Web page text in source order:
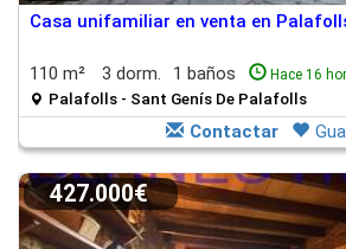
Casa unifamiliar en venta en
110 m² 3 dorm. 1 baños Hace 16
Palafolls - Sant Genís De Palafolls
Contactar
427.000€